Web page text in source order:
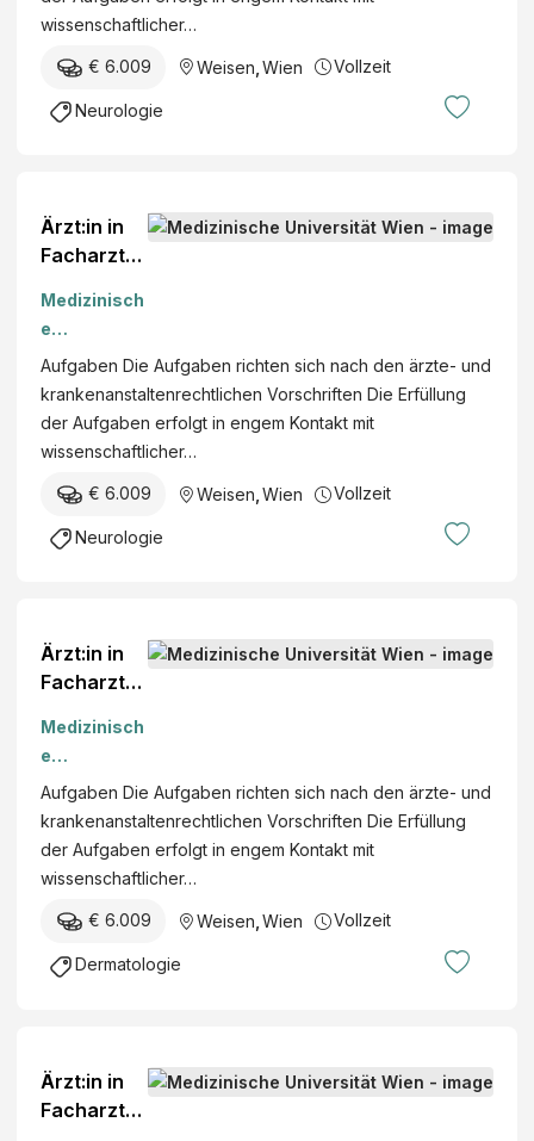
wissenschaftlicher…
€ 6.009 Weisen Wien Vollzeit
Neurologie
Ärzt:in in
Facharzta
im
Sonderfac
h
„Neurologi
e“ (m/w/d)
Medizinisch
e
Universität
Wien
Aufgaben Die Aufgaben richten sich nach den ärzte- und
krankenanstaltenrechtlichen Vorschriften Die Erfüllung
der Aufgaben erfolgt in engem Kontakt mit
wissenschaftlicher…
€ 6.009 Weisen Wien Vollzeit
Neurologie
Ärzt:in in
Facharzta
im
Sonderfac
h „Haut-
und
Geschlech
tskrankheit
en“
Medizinisch
e
Universität
Wien
Aufgaben Die Aufgaben richten sich nach den ärzte- und
krankenanstaltenrechtlichen Vorschriften Die Erfüllung
der Aufgaben erfolgt in engem Kontakt mit
wissenschaftlicher…
€ 6.009 Weisen Wien Vollzeit
Dermatologie
Ärzt:in in
Facharzta